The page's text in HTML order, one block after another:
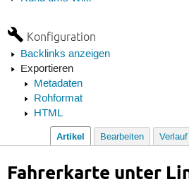
Konfiguration
Backlinks anzeigen
Exportieren
Metadaten
Rohformat
HTML
Artikel Bearbeiten Verlauf
Fahrerkarte unter